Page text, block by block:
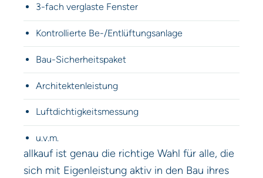
3-fach verglaste Fenster
Kontrollierte Be-/Entlüftungsanlage
Bau-Sicherheitspaket
Architektenleistung
Luftdichtigkeitsmessung
u.v.m.
allkauf ist genau die richtige Wahl für alle, die
sich mit Eigenleistung aktiv in den Bau ihres